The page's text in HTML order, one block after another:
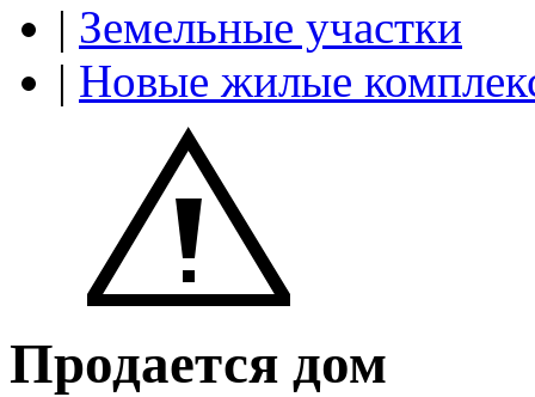
| Земельные участки
| Новые жилые
Продается дом